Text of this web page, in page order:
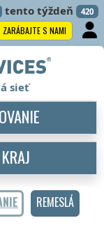
tento týždeň 420
ZARÁBAJTE S NAMI
REMESLÁ
sieť